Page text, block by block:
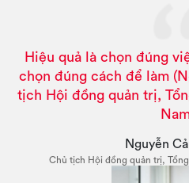
Hiệu quả là chọn đúng
chọn đúng cách để làm
tịch Hội đồng quản trị,
Nguyễn
Chủ tịch Hội đồng quản trị,